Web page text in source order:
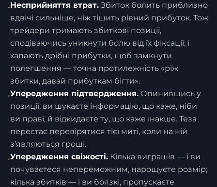
•Несприйняття втрат. Збиток болить приблизно
вдвічі сильніше, ніж тішить рівний прибуток. Тож
трейдери тримають збиткові позиції,
сподіваючись уникнути болю від їх фіксації, і
хапають дрібні прибутки, щоб замкнути
полегшення — точна протилежність «ріж
збитки, давай прибуткам бігти».
•Упередження підтвердження. Опинившись у
позиції, ви шукаєте інформацію, що каже, ніби
ви праві, й відкидаєте ту, що каже інакше. Теза
перестає перевірятися тієї миті, коли на ній
з’являються гроші.
•Упередження свіжості. Кілька виграшів — і ви
почуваєтеся непереможним, нарощуєте розмір;
кілька збитків — і ви боязкі, пропускаєте